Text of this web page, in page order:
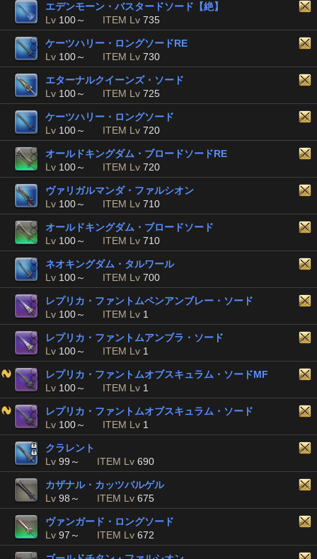
エデンモーン・バスタードソード【絶】
Lv 100～ ITEM Lv 735
ケーツハリー・ロングソードRE
Lv 100～ ITEM Lv 730
エターナルクイーンズ・ソード
Lv 100～ ITEM Lv 725
ケーツハリー・ロングソード
Lv 100～ ITEM Lv 720
オールドキングダム・ブロードソードRE
Lv 100～ ITEM Lv 720
ヴァリガルマンダ・ファルシオン
Lv 100～ ITEM Lv 710
オールドキングダム・ブロードソード
Lv 100～ ITEM Lv 710
ネオキングダム・タルワール
Lv 100～ ITEM Lv 700
レプリカ・ファントムペンアンブレー・ソード
Lv 100～ ITEM Lv 1
レプリカ・ファントムアンブラ・ソード
Lv 100～ ITEM Lv 1
レプリカ・ファントムオブスキュラム・ソードMF
Lv 100～ ITEM Lv 1
レプリカ・ファントムオブスキュラム・ソード
Lv 100～ ITEM Lv 1
クラレント
Lv 99～ ITEM Lv 690
カザナル・カッツバルゲル
Lv 98～ ITEM Lv 675
ヴァンガード・ロングソード
Lv 97～ ITEM Lv 672